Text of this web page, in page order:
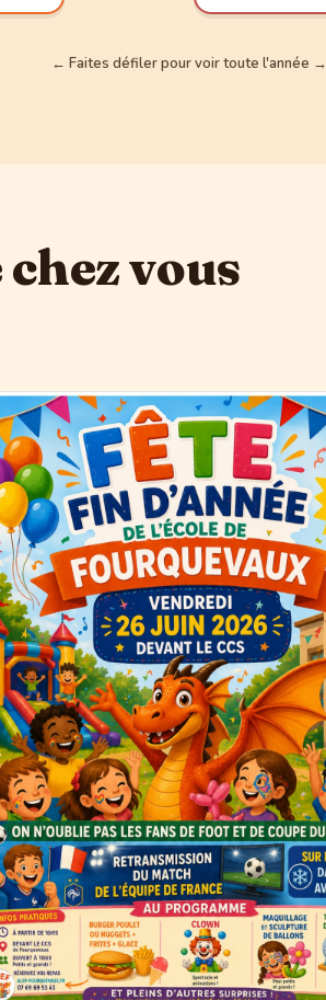
← Faites défiler pour voir toute l'année →
chez vous